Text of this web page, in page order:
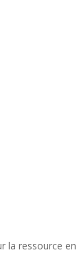
la ressource en